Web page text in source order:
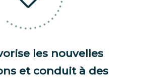
les nouvelles
et conduit à des